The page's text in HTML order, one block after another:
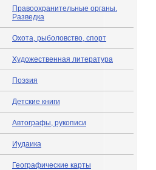
Правоохранительные органы.
Разведка
Охота, рыболовство, спорт
Художественная литература
Поэзия
Детские книги
Автографы, рукописи
Иудаика
Географические карты